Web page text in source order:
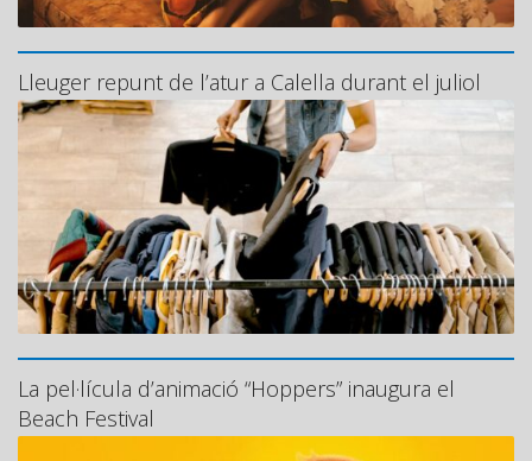
Lleuger repunt de l’atur a Calella durant el juliol
La pel·lícula d’animació “Hoppers” inaugura el
Beach Festival